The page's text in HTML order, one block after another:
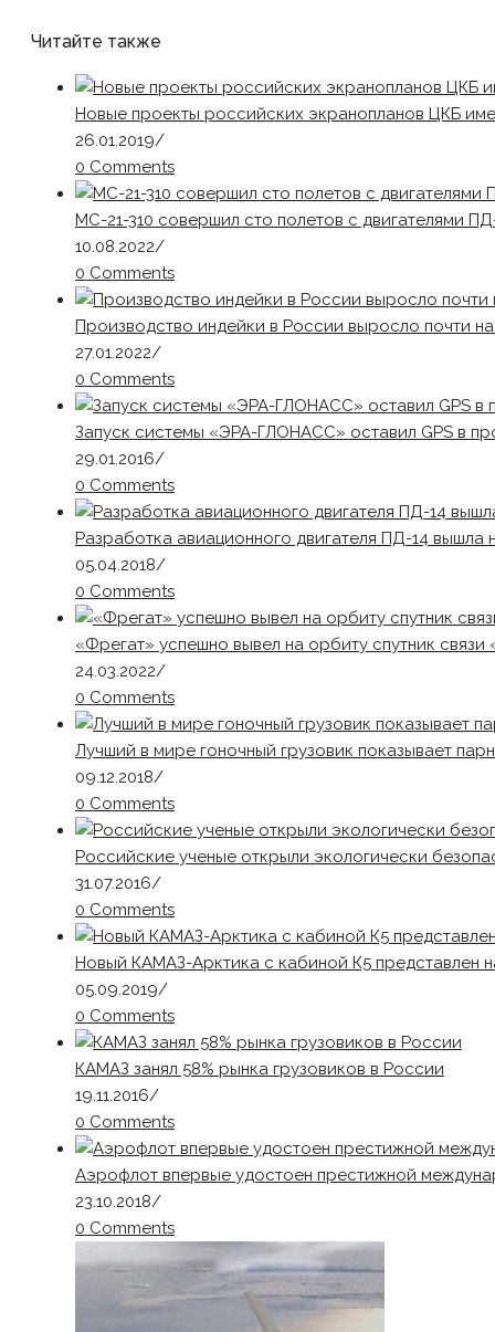
Читайте также
Новые проекты российских экранопланов ЦКБ
26.01.2019/
0 Comments
МС-21-310 совершил сто полетов с двигателями
10.08.2022/
0 Comments
Производство индейки в России выросло почти на
27.01.2022/
0 Comments
Запуск системы «ЭРА-ГЛОНАСС» оставил GPS в
29.01.2016/
0 Comments
Разработка авиационного двигателя ПД-14
05.04.2018/
0 Comments
«Фрегат» успешно вывел на орбиту спутник
24.03.2022/
0 Comments
Лучший в мире гоночный грузовик показывает
09.12.2018/
0 Comments
Российские ученые открыли экологически
31.07.2016/
0 Comments
Новый КАМАЗ-Арктика с кабиной К5 представлен
05.09.2019/
0 Comments
КАМАЗ занял 58% рынка грузовиков в России
19.11.2016/
0 Comments
Аэрофлот впервые удостоен престижной
23.10.2018/
0 Comments